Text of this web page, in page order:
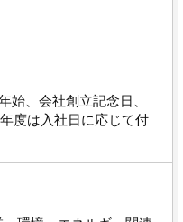
始、会社創立記念日、
度は入社日に応じて付